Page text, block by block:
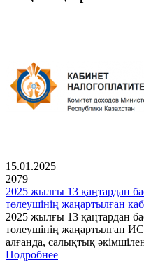
15.01.2025
2079
2025 жылғы 13 қаңтардан
төлеушінің жаңартылған
2025 жылғы 13 қаңтардан
төлеушінің жаңартылған
алғанда, салықтық
Подробнее